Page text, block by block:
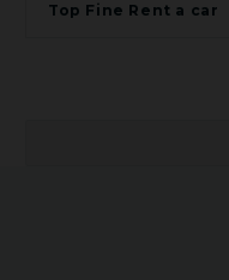
Top Fine Rent a car